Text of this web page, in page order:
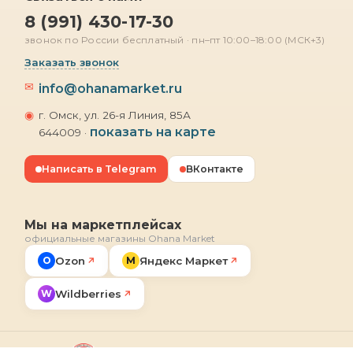
8 (991) 430-17-30
звонок по России бесплатный · пн–пт 10:00–18:00 (МСК+3)
Заказать звонок
✉ info@ohanamarket.ru
◉ г. Омск, ул. 26-я Линия, 85А
644009 · показать на карте
Написать в Telegram ВКонтакте
Мы на маркетплейсах
официальные магазины Ohana Market
O Ozon ↗ М Яндекс Маркет ↗
W Wildberries ↗